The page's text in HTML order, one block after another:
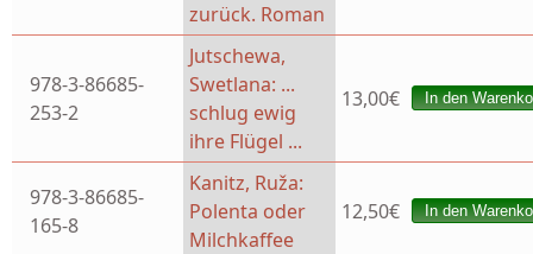
zurück. Roman
978-3-86685-
253-2
Jutschewa,
Swetlana: ...
schlug ewig
ihre Flügel ...
13,00€
978-3-86685-
165-8
Kanitz, Ruža:
Polenta oder
Milchkaffee
12,50€